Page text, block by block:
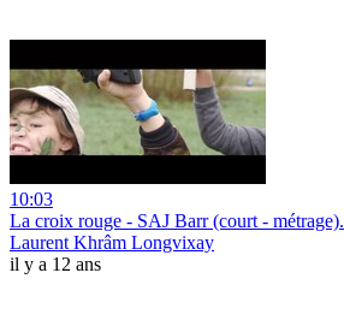
10:03
La croix rouge - SAJ Barr (court - métrage).
Laurent Khrâm Longvixay
il y a 12 ans